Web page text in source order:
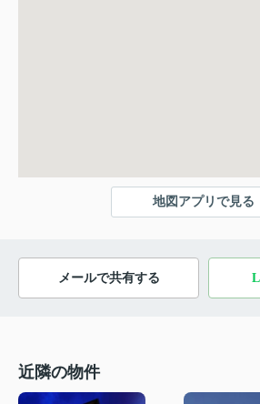
地図アプリで見る
メールで共有する
近隣の物件